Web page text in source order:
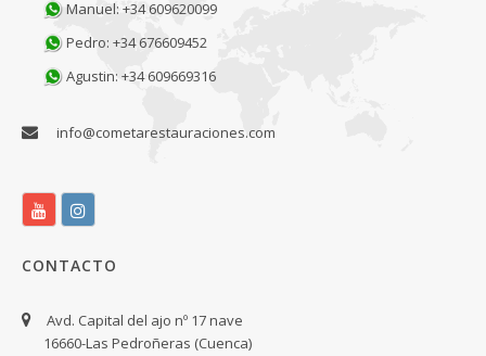
Manuel: +34 609620099
Pedro: +34 676609452
Agustin: +34 609669316
info@cometarestauraciones.com
CONTACTO
Avd. Capital del ajo nº 17 nave
16660-Las Pedroñeras (Cuenca)